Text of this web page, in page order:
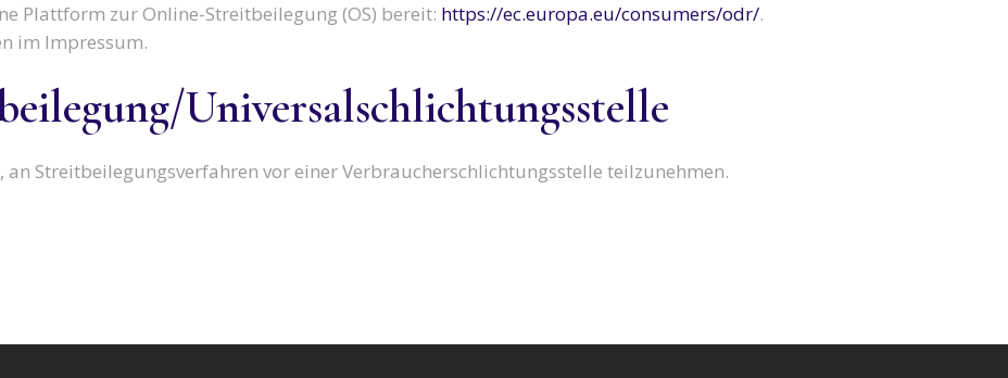
Plattform zur Online-Streitbeilegung (OS) bereit: https://ec.europa.eu/consumers/odr/.
im Impressum.
Universal­schlichtungs­stelle
Streitbeilegungsverfahren vor einer Verbraucherschlichtungsstelle teilzunehmen.